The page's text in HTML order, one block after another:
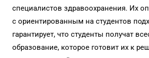
специалистов здравоохранения. Их
с ориентированным на студентов
гарантирует, что студенты получат
образование, которое готовит их к